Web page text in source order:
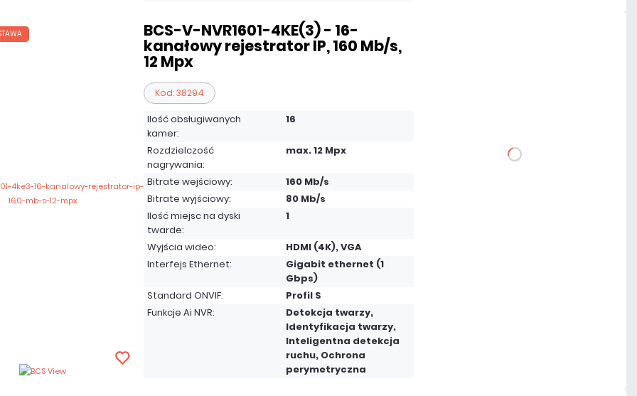
BCS-V-NVR1601-4KE(3) - 16-
kanałowy rejestrator IP, 160 Mb/s,
12 Mpx
Kod: 38294
Ilość obsługiwanych
kamer:
16
Rozdzielczość
nagrywania:
max. 12 Mpx
Bitrate wejściowy:
160 Mb/s
Bitrate wyjściowy:
80 Mb/s
Ilość miejsc na dyski
twarde:
1
Wyjścia wideo:
HDMI (4K), VGA
Interfejs Ethernet:
Gigabit ethernet (1
Gbps)
Standard ONVIF:
Profil S
Funkcje Ai NVR:
Detekcja twarzy,
Identyfikacja twarzy,
Inteligentna detekcja
ruchu, Ochrona
perymetryczna
DO KOSZYKA